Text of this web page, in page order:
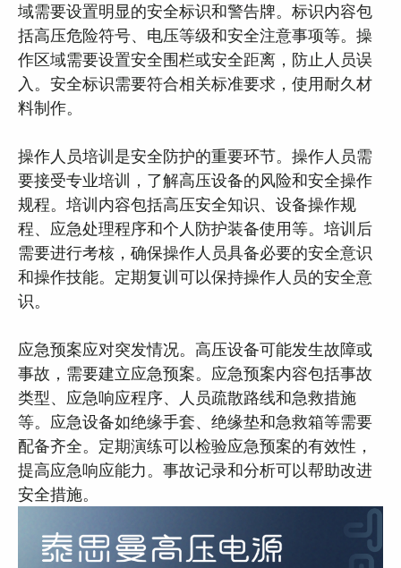
域需要设置明显的安全标识和警告牌。标识内容包
括高压危险符号、电压等级和安全注意事项等。操
作区域需要设置安全围栏或安全距离，防止人员误
入。安全标识需要符合相关标准要求，使用耐久材
料制作。
操作人员培训是安全防护的重要环节。操作人员需
要接受专业培训，了解高压设备的风险和安全操作
规程。培训内容包括高压安全知识、设备操作规
程、应急处理程序和个人防护装备使用等。培训后
需要进行考核，确保操作人员具备必要的安全意识
和操作技能。定期复训可以保持操作人员的安全意
识。
应急预案应对突发情况。高压设备可能发生故障或
事故，需要建立应急预案。应急预案内容包括事故
类型、应急响应程序、人员疏散路线和急救措施
等。应急设备如绝缘手套、绝缘垫和急救箱等需要
配备齐全。定期演练可以检验应急预案的有效性，
提高应急响应能力。事故记录和分析可以帮助改进
安全措施。